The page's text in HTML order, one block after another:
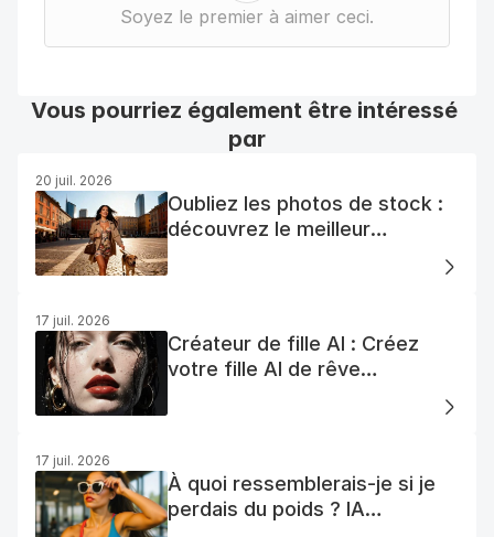
Soyez le premier à aimer ceci.
Vous pourriez également être intéressé
par
20 juil. 2026
Oubliez les photos de stock :
découvrez le meilleur
17 juil. 2026
Créateur de fille AI : Créez
votre fille AI de rêve
17 juil. 2026
À quoi ressemblerais-je si je
perdais du poids ? IA